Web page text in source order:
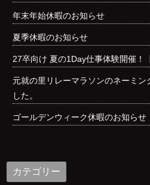
年末年始休暇のお知らせ
夏季休暇のお知らせ
27卒向け 夏の1Day仕事体験開催！
元就の里リレーマラソンのネーミン
した。
ゴールデンウィーク休暇のお知らせ
カテゴリー